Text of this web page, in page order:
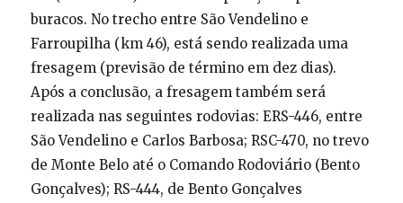
buracos. No trecho entre São Vendelino e
Farroupilha (km 46), está sendo realizada uma
fresagem (previsão de término em dez dias).
Após a conclusão, a fresagem também será
realizada nas seguintes rodovias: ERS-446, entre
São Vendelino e Carlos Barbosa; RSC-470, no trevo
de Monte Belo até o Comando Rodoviário (Bento
Gonçalves); RS-444, de Bento Gonçalves